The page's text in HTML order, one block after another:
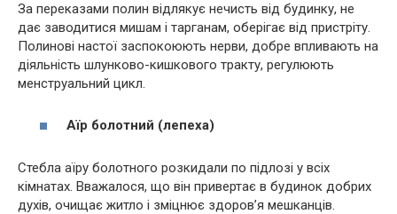
За переказами полин відлякує нечисть від будинку, не
дає заводитися мишам і тарганам, оберігає від пристріту.
Полинові настої заспокоюють нерви, добре впливають на
діяльність шлунково-кишкового тракту, регулюють
менструальний цикл.
Аїр болотний (лепеха)
Стебла аїру болотного розкидали по підлозі у всіх
кімнатах. Вважалося, що він привертає в будинок добрих
духів, очищає житло і зміцнює здоров’я мешканців.